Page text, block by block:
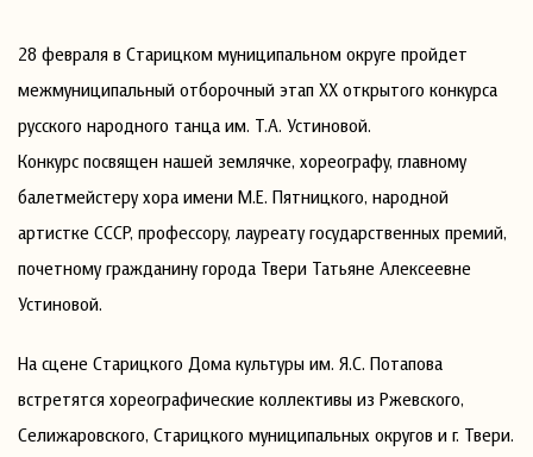
28 февраля в Старицком муниципальном округе пройдет
межмуниципальный отборочный этап XX открытого конкурса
русского народного танца им. Т.А. Устиновой.
Конкурс посвящен нашей землячке, хореографу, главному
балетмейстеру хора имени М.Е. Пятницкого, народной
артистке СССР, профессору, лауреату государственных премий,
почетному гражданину города Твери Татьяне Алексеевне
Устиновой.
На сцене Старицкого Дома культуры им. Я.С. Потапова
встретятся хореографические коллективы из Ржевского,
Селижаровского, Старицкого муниципальных округов и г. Твери.